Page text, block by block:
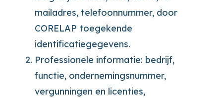
mailadres, telefoonnummer, door
CORELAP toegekende
identificatiegegevens.
Professionele informatie: bedrijf,
functie, ondernemingsnummer,
vergunningen en licenties,